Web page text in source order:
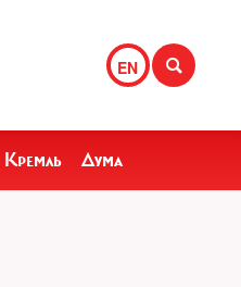
EN
Кремль Дума